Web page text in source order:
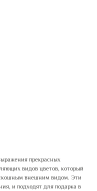
прекрасных
видов цветов, который
внешним видом. Эти
и подходят для подарка в